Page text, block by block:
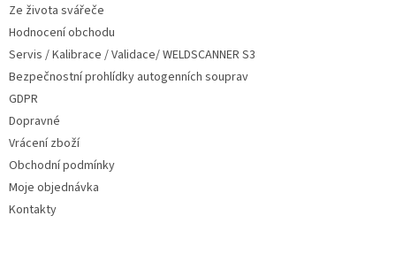
Ze života svářeče
Hodnocení obchodu
Servis / Kalibrace / Validace/ WELDSCANNER S3
Bezpečnostní prohlídky autogenních souprav
GDPR
Dopravné
Vrácení zboží
Obchodní podmínky
Moje objednávka
Kontakty